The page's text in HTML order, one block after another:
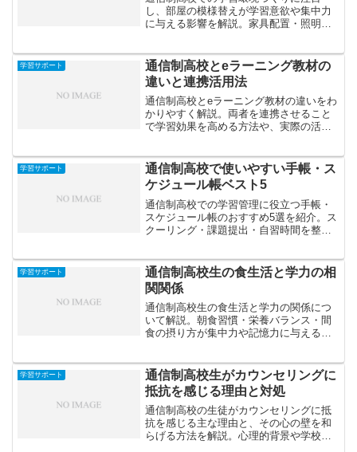
し、部屋の模様替えが学習意欲や集中力
に与える影響を解説。家具配置・照明・
学習サポート
通信制高校とeラーニング教材の
違いと連携活用法
通信制高校とeラーニング教材の違いをわ
かりやすく解説。両者を連携させること
で学習効果を高める方法や、実際の活用
学習サポート
通信制高校で使いやすい手帳・ス
ケジュール帳ベスト5
通信制高校での学習管理に役立つ手帳・
スケジュール帳のおすすめ5選を紹介。ス
クーリング・課題提出・自習時間を整理
学習サポート
通信制高校生の食生活と学力の相
関関係
通信制高校生の食生活と学力の関係につ
いて解説。朝食習慣・栄養バランス・間
食の摂り方が集中力や記憶力に与える影
学習サポート
通信制高校生がカウンセリングに
抵抗を感じる理由と対処
通信制高校の生徒がカウンセリングに抵
抗を感じる主な理由と、その心の壁を和
らげる方法を解説。心理的背景や学校の